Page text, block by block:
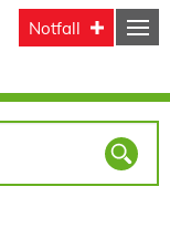
Notfall